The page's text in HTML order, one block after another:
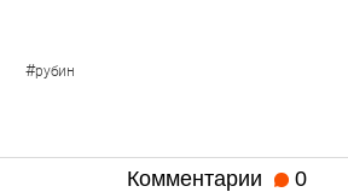
#рубин
Комментарии 0